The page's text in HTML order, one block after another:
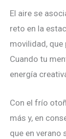
El aire se
reto en la
movilidad, que
Cuando tu
energía
Con el frío
más y, en
que en verano